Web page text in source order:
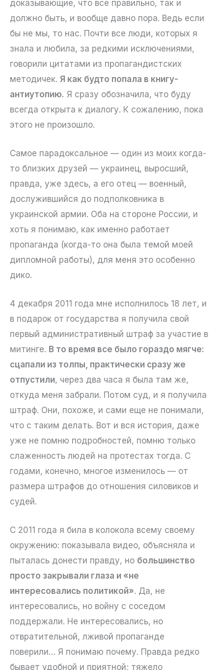
доказывающие, что все правильно, так и
должно быть, и вообще давно пора. Ведь если
бы не мы, то нас. Почти все люди, которых я
знала и любила, за редкими исключениями,
говорили цитатами из пропагандистских
методичек. Я как будто попала в книгу-
антиутопию. Я сразу обозначила, что буду
всегда открыта к диалогу. К сожалению, пока
этого не произошло.
Самое парадоксальное — один из моих когда-
то близких друзей — украинец, выросший,
правда, уже здесь, а его отец — военный,
дослужившийся до подполковника в
украинской армии. Оба на стороне России, и
хоть я понимаю, как именно работает
пропаганда (когда-то она была темой моей
дипломной работы), для меня это особенно
дико.
4 декабря 2011 года мне исполнилось 18 лет, и
в подарок от государства я получила свой
первый административный штраф за участие в
митинге. В то время все было гораздо мягче:
сцапали из толпы, практически сразу же
отпустили, через два часа я была там же,
откуда меня забрали. Потом суд, и я получила
штраф. Они, похоже, и сами еще не понимали,
что с таким делать. Вот и вся история, даже
уже не помню подробностей, помню только
слаженность людей на протестах тогда. С
годами, конечно, многое изменилось — от
размера штрафов до отношения силовиков и
судей.
С 2011 года я била в колокола всему своему
окружению: показывала видео, объясняла и
пыталась донести правду, но большинство
просто закрывали глаза и «не
интересовались политикой». Да, не
интересовались, но войну с соседом
поддержали. Не интересовались, но
отвратительной, лживой пропаганде
поверили… Я понимаю почему. Правда редко
бывает удобной и приятной; тяжело